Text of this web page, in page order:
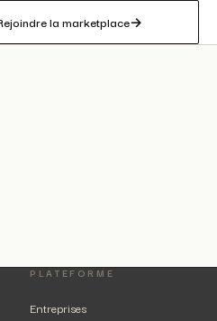
la marketplace→
PLATEFORME
Entreprises